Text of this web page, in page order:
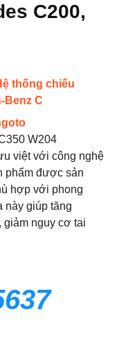
C200,
thống chiếu
Benz C
W204
việt với công nghệ
phẩm được sản
hợp với phong
này giúp tăng
giảm nguy cơ tai